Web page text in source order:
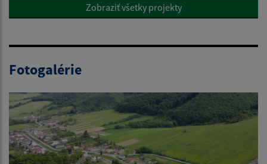
Zobraziť všetky projekty
Fotogalérie